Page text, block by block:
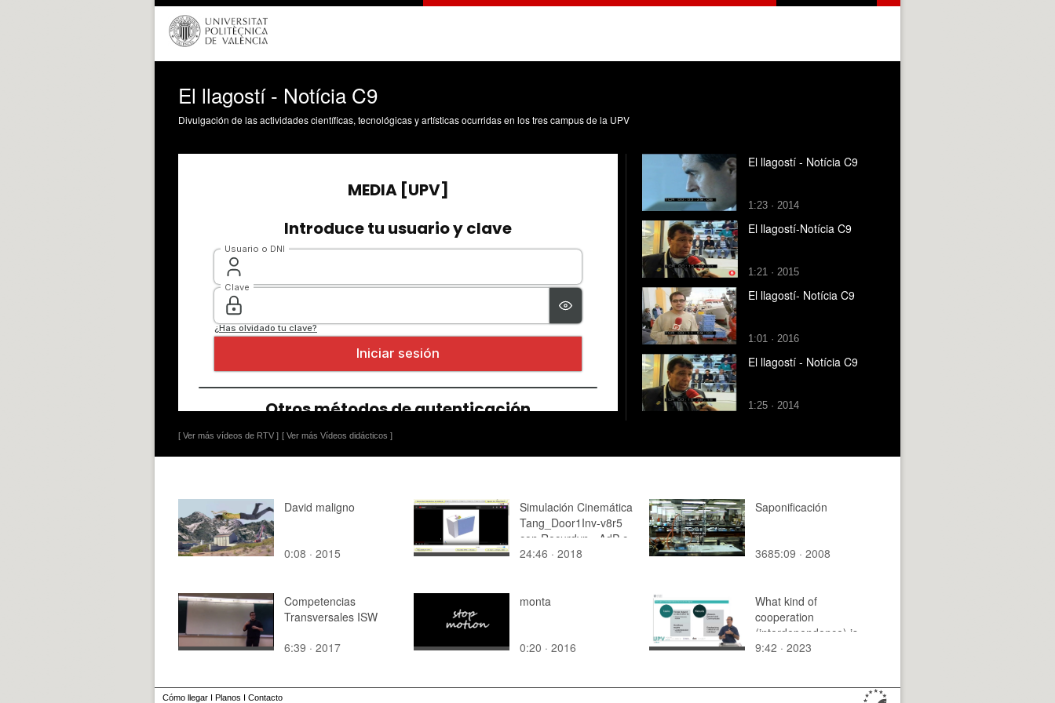
El llagostí - Notícia C9
Divulgación de las actividades científicas, tecnológicas y artísticas ocurridas en los tres campus de la UPV
[ Ver más vídeos de RTV ] [ Ver más Vídeos didácticos ]
El llagostí - Notícia C9
1:23 · 2014
El llagostí-Notícia C9
1:21 · 2015
El llagostí- Notícia C9
1:01 · 2016
El llagostí - Notícia C9
1:25 · 2014
David maligno
0:08 · 2015
Simulación Cinemática
Tang_Door1Inv-v8r5
con Recurdyn - AdP-c
24:46 · 2018
Saponificación
3685:09 · 2008
Competencias
Transversales ISW
6:39 · 2017
monta
0:20 · 2016
What kind of
cooperation
(interdependence) is
needed in teams
9:42 · 2023
Cómo llegar I Planos I Contacto